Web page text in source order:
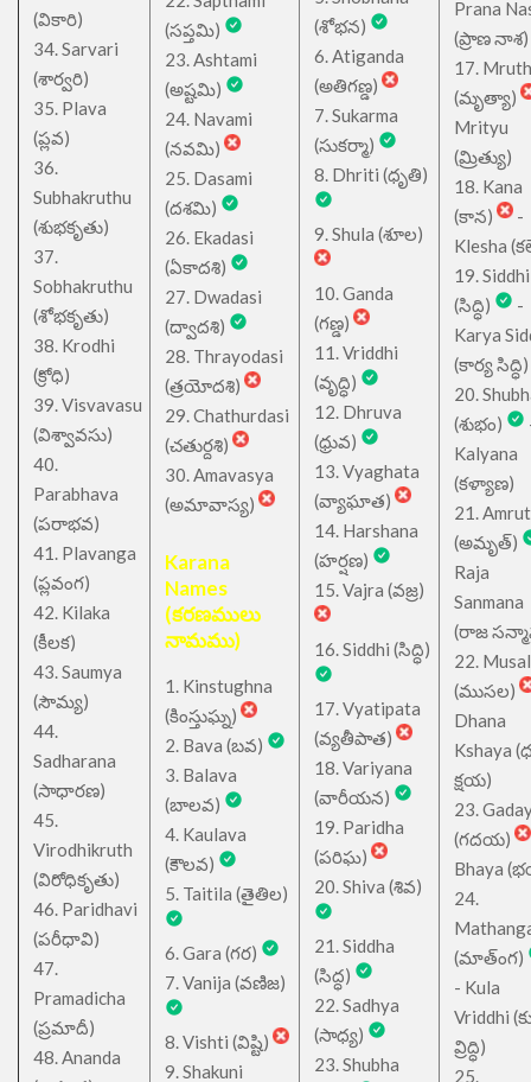
(వికారి)
34. Sarvari
(శార్వరి)
35. Plava
(ప్లవ)
36.
Subhakruthu
(శుభకృతు)
37.
Sobhakruthu
(శోభకృతు)
38. Krodhi
(క్రోధి)
39. Visvavasu
(విశ్వావసు)
40.
Parabhava
(పరాభవ)
41. Plavanga
(ప్లవంగ)
42. Kilaka
(కీలక)
43. Saumya
(సౌమ్య)
44.
Sadharana
(సాధారణ)
45.
Virodhikruth
(విరోధికృతు)
46. Paridhavi
(పరీధావి)
47.
Pramadicha
(ప్రమాదీ)
48. Ananda
(సప్తమి)
23. Ashtami
(అష్టమి)
24. Navami
(నవమి)
25. Dasami
(దశమి)
26. Ekadasi
(ఏకాదశి)
27. Dwadasi
(ద్వాదశి)
28. Thrayodasi
(త్రయోదశి)
29. Chathurdasi
(చతుర్దశి)
30. Amavasya
(అమావాస్య)
Karana
Names
(కరణములు
నామము)
1. Kinstughna
(కింస్తుఘ్న)
2. Bava (బవ)
3. Balava
(బాలవ)
4. Kaulava
(కౌలవ)
5. Taitila (తైతిల)
6. Gara (గర)
7. Vanija (వణిజ)
8. Vishti (విష్టి)
9. Shakuni
(శోభన)
6. Atiganda
(అతిగణ్డ)
7. Sukarma
(సుకర్మా)
8. Dhriti (ధృతి)
9. Shula (శూల)
10. Ganda
(గణ్డ)
11. Vriddhi
(వృద్ధి)
12. Dhruva
(ధ్రువ)
13. Vyaghata
(వ్యాఘాత)
14. Harshana
(హర్షణ)
15. Vajra (వజ్ర)
16. Siddhi (సిద్ధి)
17. Vyatipata
(వ్యతీపాత)
18. Variyana
(వారీయన)
19. Paridha
(పరిఘ)
20. Shiva (శివ)
21. Siddha
(సిద్ధ)
22. Sadhya
(సాధ్య)
23. Shubha
Prana
(ప్రాణ నాశ)
17.
(మృత్యా)
Mrityu
(మ్రిత్యు)
18. Kana
(కాన)
-
Klesha
19. Siddhi
(సిద్ధి)
-
Karya
(కార్య సిద్ధి)
20.
(శుభం)
Kalyana
(కళ్యాణ)
21.
(అమృత్)
Raja
Sanmana
(రాజ
22.
(ముసల)
Dhana
Kshaya
క్షయ)
23.
(గదయ)
Bhaya
24.
(మాత్ంగ)
- Kula
Vriddhi
వ్రిద్ధి)
25.